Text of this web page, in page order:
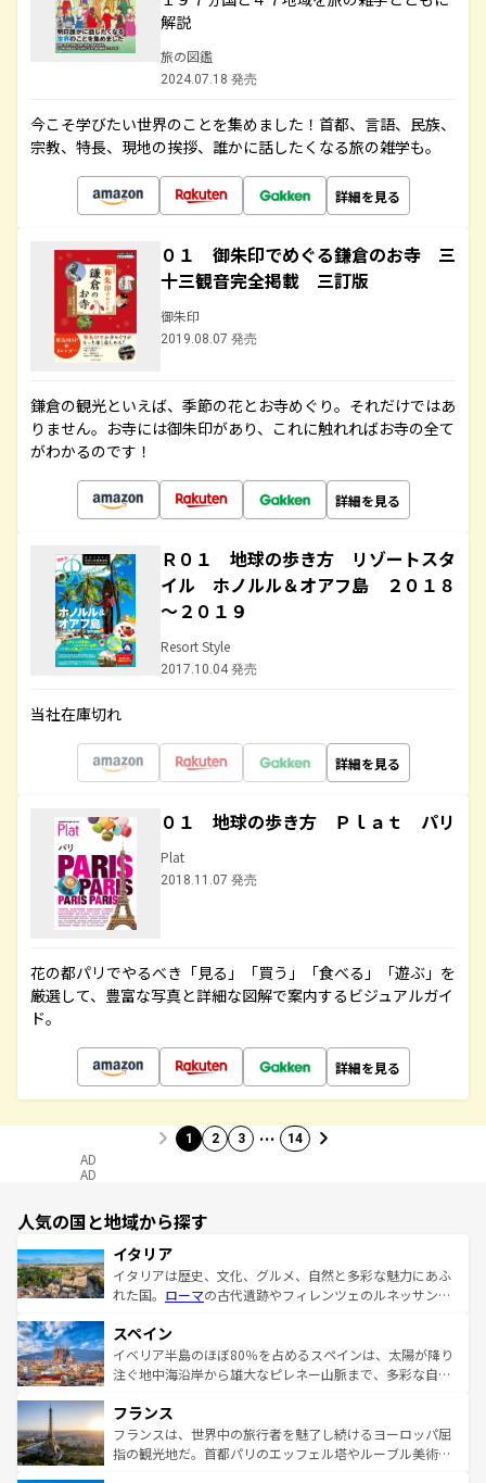
解説
旅の図鑑
2024.07.18 発売
今こそ学びたい世界のことを集めました！首都、言語、民族、
宗教、特長、現地の挨拶、誰かに話したくなる旅の雑学も。
詳細を見る
０１ 御朱印でめぐる鎌倉のお寺 三
十三観音完全掲載 三訂版
御朱印
2019.08.07 発売
鎌倉の観光といえば、季節の花とお寺めぐり。それだけではあ
りません。お寺には御朱印があり、これに触れればお寺の全て
がわかるのです！
詳細を見る
Ｒ０１ 地球の歩き方 リゾートスタ
イル ホノルル＆オアフ島 ２０１８
～２０１９
Resort Style
2017.10.04 発売
当社在庫切れ
詳細を見る
０１ 地球の歩き方 Ｐｌａｔ パリ
Plat
2018.11.07 発売
花の都パリでやるべき「見る」「買う」「食べる」「遊ぶ」を
厳選して、豊富な写真と詳細な図解で案内するビジュアルガイ
ド。
詳細を見る
1 2 3 … 14
AD
AD
人気の国と地域から探す
イタリア
イタリアは歴史、文化、グルメ、自然と多彩な魅力にあふ
れた国。 ローマの古代遺跡やフィレンツェのルネッサンス
ろん、トスカーナの美しい田園風景やアマルフィ海岸の絶
景など、自然景観も見逃せない。観光の合間には、本場の
ピザやパスタなど、絶品のイタリア料理を堪能することも
ませてくれるイタリアで、忘れられない旅をしてみよう！
なお、新着のイタリア情報はコンテンツ一覧 を参照してほ
しい。
スペイン
イベリア半島のほぼ80％を占めるスペインは、太陽が降り
注ぐ地中海沿岸から雄大なピレネー山脈まで、多彩な自然
文化が根付くこの国では、情熱的なフラメンコ、熱気あふ
れる闘牛、そして美味しいタパスが生活の一部となってい
る。首都マドリードの洗練された雰囲気や、バルセロナの
フランス
フランスは、世界中の旅行者を魅了し続けるヨーロッパ屈
指の観光地だ。首都パリのエッフェル塔やルーブル美術館